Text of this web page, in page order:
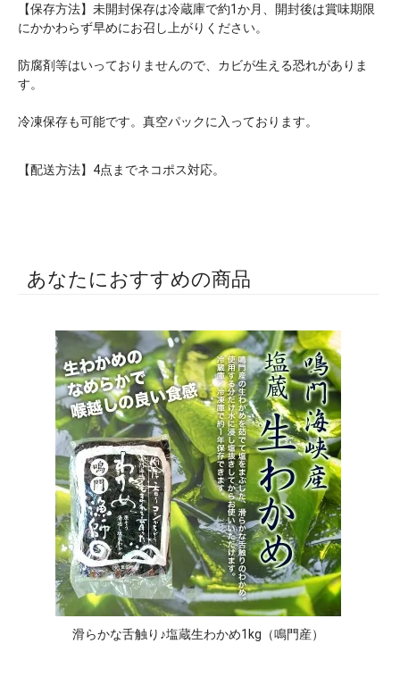
【保存方法】未開封保存は冷蔵庫で約1か月、開封後は賞味期限
にかかわらず早めにお召し上がりください。
防腐剤等はいっておりませんので、カビが生える恐れがありま
す。
冷凍保存も可能です。真空パックに入っております。
【配送方法】4点までネコポス対応。
あなたにおすすめの商品
滑らかな舌触り♪塩蔵生わかめ1kg（鳴門産）